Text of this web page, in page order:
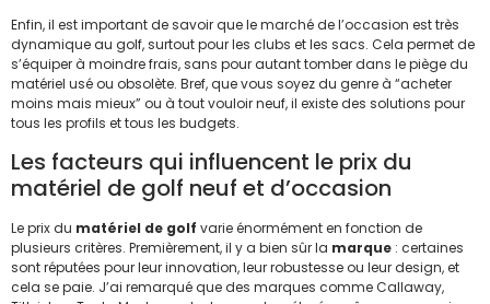
Enfin, il est important de savoir que le marché de l’occasion est très
dynamique au golf, surtout pour les clubs et les sacs. Cela permet de
s’équiper à moindre frais, sans pour autant tomber dans le piège du
matériel usé ou obsolète. Bref, que vous soyez du genre à “acheter
moins mais mieux” ou à tout vouloir neuf, il existe des solutions pour
tous les profils et tous les budgets.
Les facteurs qui influencent le prix du
matériel de golf neuf et d’occasion
Le prix du matériel de golf varie énormément en fonction de
plusieurs critères. Premièrement, il y a bien sûr la marque : certaines
sont réputées pour leur innovation, leur robustesse ou leur design, et
cela se paie. J’ai remarqué que des marques comme Callaway,